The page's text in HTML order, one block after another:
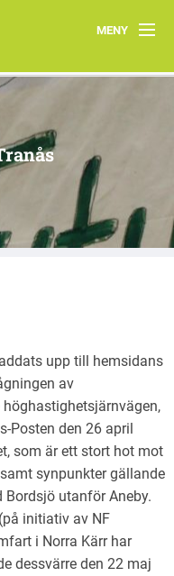
MENY
Hem
Projekt
upp till hemsidans
av
Posten den 26 april
som är ett stort hot mot
synpunkter gällande
utanför Aneby.
initiativ av NF
i Norra Kärr har
dessvärre den 22 maj